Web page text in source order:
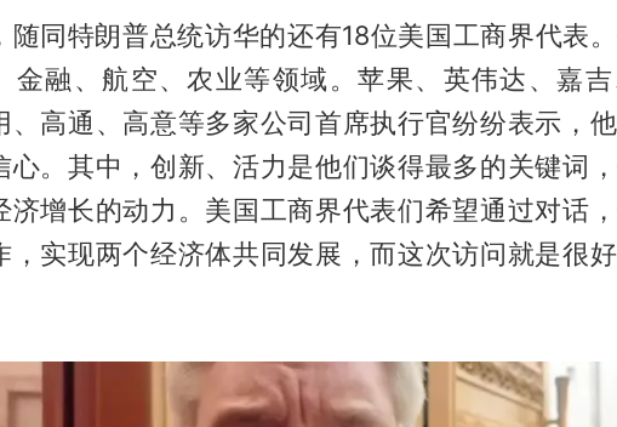
随同特朗普总统访华的还有18位美国工商界代表
金融、航空、农业等领域。苹果、英伟达、嘉
、高通、高意等多家公司首席执行官纷纷表示，
心。其中，创新、活力是他们谈得最多的关键词
济增长的动力。美国工商界代表们希望通过对话，
，实现两个经济体共同发展，而这次访问就是很